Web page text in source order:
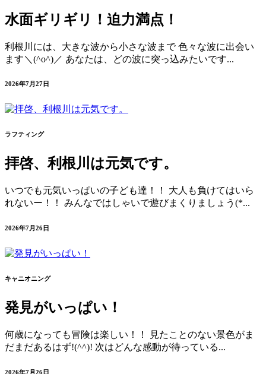
水面ギリギリ！迫力満点！
利根川には、大きな波から小さな波まで 色々な波に出会い
ます＼(^o^)／ あなたは、どの波に突っ込みたいです...
2026年7月27日
ラフティング
拝啓、利根川は元気です。
いつでも元気いっぱいの子ども達！！ 大人も負けてはいら
れないー！！ みんなではしゃいで遊びまくりましょう(*...
2026年7月26日
キャニオニング
発見がいっぱい！
何歳になっても冒険は楽しい！！ 見たことのない景色がま
だまだあるはず!(^^)! 次はどんな感動が待っている...
2026年7月26日